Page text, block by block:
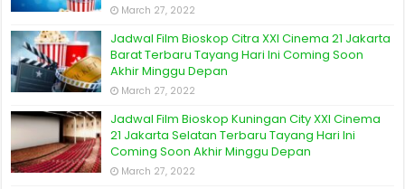
March 27, 2022
Jadwal Film Bioskop Citra XXI Cinema 21 Jakarta
Barat Terbaru Tayang Hari Ini Coming Soon
Akhir Minggu Depan
March 27, 2022
Jadwal Film Bioskop Kuningan City XXI Cinema
21 Jakarta Selatan Terbaru Tayang Hari Ini
Coming Soon Akhir Minggu Depan
March 27, 2022